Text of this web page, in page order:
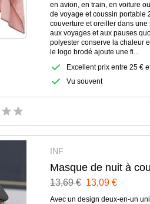
en avion, en train, en voiture
de voyage et coussin portable
couverture et oreiller dans
aux voyages et aux pauses
polyester conserve la chaleur
le logo brodé ajoute une fi...
Excellent prix entre 25 €
Vu souvent
INF
Masque de nuit à
yeux et les oreilles Le
13,69 € 13,09 €
Avec un design deux-en-un